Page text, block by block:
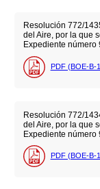
Resolución 772/
del Aire, por la que
Expediente número
PDF (BOE-B-
Resolución 772/
del Aire, por la que
Expediente número
PDF (BOE-B-